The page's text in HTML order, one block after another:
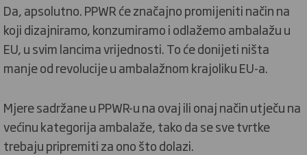
Da, apsolutno.PPWR će značajno promijeniti način na
koji dizajniramo, konzumiramo i odlažemo ambalažu u
EU, u svim lancima vrijednosti.To će donijeti ništa
manje od revolucije u ambalažnom krajoliku EU-a.
Mjere sadržane u PPWR-u na ovaj ili onaj način utječu na
većinu kategorija ambalaže, tako da se sve tvrtke
trebaju pripremiti za ono što dolazi.